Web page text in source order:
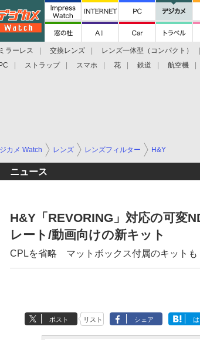
ミラーレス 交換レンズ レンズ一体型（コンパクト）
PC
ストラップ スマホ 花 鉄道 航空機
カメ Watch レンズ レンズフィルター H&Y
ニュース
H&Y「REVORING」対応の可変
レート/動画向けの新キット
CPLを省略 マットボックス付属のキットも
ポスト リスト シェア